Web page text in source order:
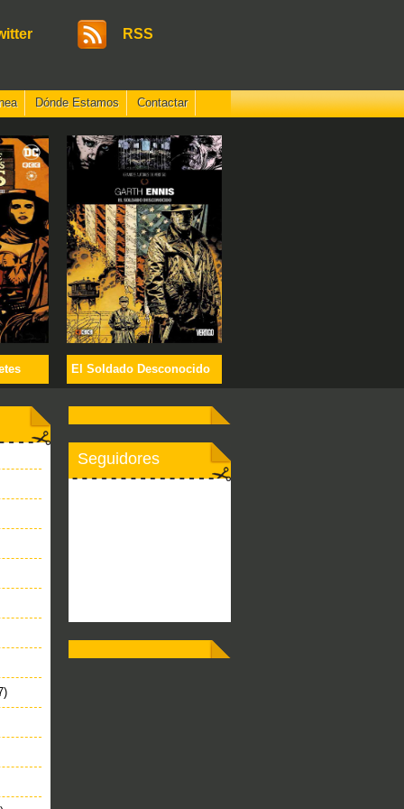
RSS
Dónde Estamos Contactar
El Soldado Desconocido
Seguidores